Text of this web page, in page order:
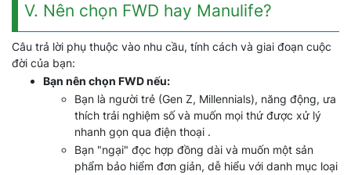
V. Nên chọn FWD hay Manulife?
Câu trả lời phụ thuộc vào nhu cầu, tính cách và giai đoạn cuộc
đời của bạn:
Bạn nên chọn FWD nếu:
Bạn là người trẻ (Gen Z, Millennials), năng động, ưa
thích trải nghiệm số và muốn mọi thứ được xử lý
nhanh gọn qua điện thoại .
Bạn "ngại" đọc hợp đồng dài và muốn một sản
phẩm bảo hiểm đơn giản, dễ hiểu với danh mục loại